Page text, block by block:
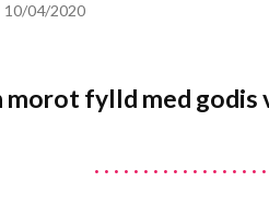
10/04/2020
morot fylld med godis